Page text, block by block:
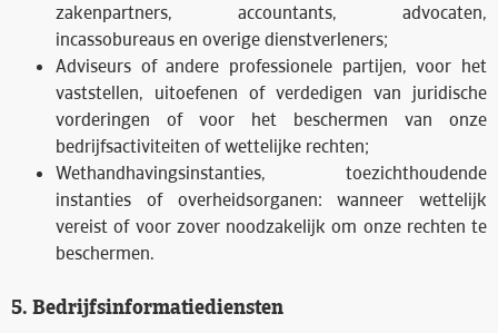
zakenpartners, accountants, advocaten,
incassobureaus en overige dienstverleners;
Adviseurs of andere professionele partijen, voor het
vaststellen, uitoefenen of verdedigen van juridische
vorderingen of voor het beschermen van onze
bedrijfsactiviteiten of wettelijke rechten;
Wethandhavingsinstanties, toezichthoudende
instanties of overheidsorganen: wanneer wettelijk
vereist of voor zover noodzakelijk om onze rechten te
beschermen.
5. Bedrijfsinformatiediensten